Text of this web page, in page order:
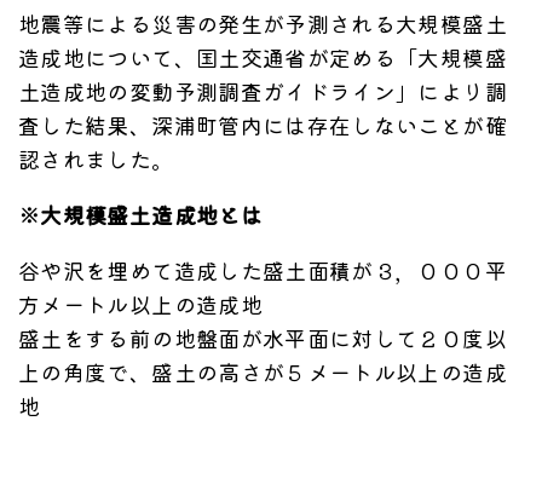
地震等による災害の発生が予測される大規模盛土
造成地について、国土交通省が定める「大規模盛
土造成地の変動予測調査ガイドライン」により調
査した結果、深浦町管内には存在しないことが確
認されました。
※大規模盛土造成地とは
谷や沢を埋めて造成した盛土面積が３，０００平
方メートル以上の造成地
盛土をする前の地盤面が水平面に対して２０度以
上の角度で、盛土の高さが５メートル以上の造成
地